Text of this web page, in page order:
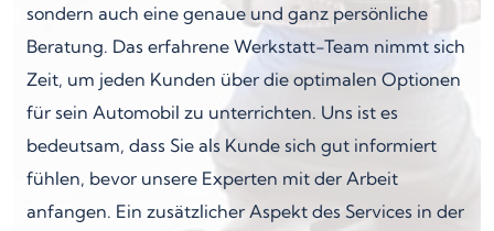
sondern auch eine genaue und ganz persönliche
Beratung. Das erfahrene Werkstatt-Team nimmt sich
Zeit, um jeden Kunden über die optimalen Optionen
für sein Automobil zu unterrichten. Uns ist es
bedeutsam, dass Sie als Kunde sich gut informiert
fühlen, bevor unsere Experten mit der Arbeit
anfangen. Ein zusätzlicher Aspekt des Services in der